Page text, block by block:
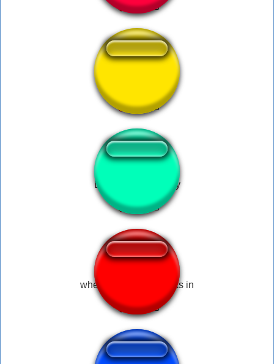
Bring me my money
when doom music kicks in